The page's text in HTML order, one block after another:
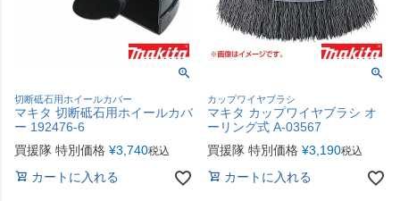
切断砥石用ホイールカバー
マキタ 切断砥石用ホイールカバ
ー 192476-6
買援隊 特別価格 ¥3,740税込
カートに入れる
カップワイヤブラシ
マキタ カップワイヤブラシ オ
ーリング式 A-03567
買援隊 特別価格 ¥3,190税込
カートに入れる